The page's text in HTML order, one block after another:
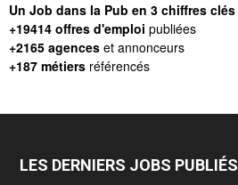
Un Job dans la Pub en 3 chiffres clés
+19414 offres d'emploi publiées
+2165 agences et annonceurs
+187 métiers référencés
LES DERNIERS JOBS PUBLIÉS